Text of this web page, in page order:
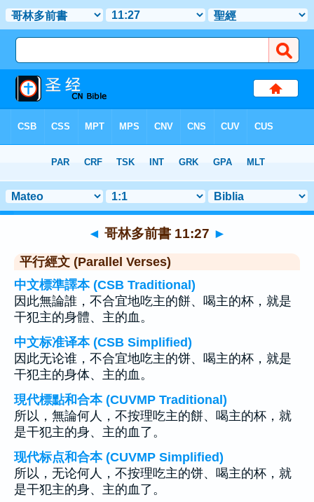
章 11> 聖經金句 27
◄ 哥林多前書 11:27 ►
平行經文 (Parallel Verses)
中文標準譯本 (CSB Traditional)
因此無論誰，不合宜地吃主的餅、喝主的杯，就是
干犯主的身體、主的血。
中文标准译本 (CSB Simplified)
因此无论谁，不合宜地吃主的饼、喝主的杯，就是
干犯主的身体、主的血。
現代標點和合本 (CUVMP Traditional)
所以，無論何人，不按理吃主的餅、喝主的杯，就
是干犯主的身、主的血了。
现代标点和合本 (CUVMP Simplified)
所以，无论何人，不按理吃主的饼、喝主的杯，就
是干犯主的身、主的血了。